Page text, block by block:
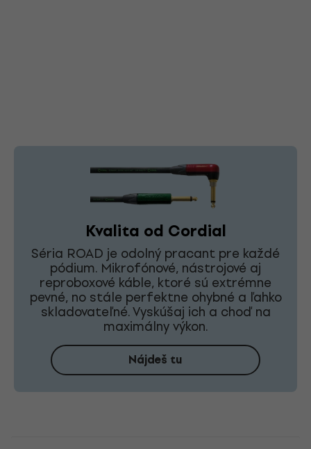
Kvalita od Cordial
Séria ROAD je odolný pracant pre každé
pódium. Mikrofónové, nástrojové aj
reproboxové káble, ktoré sú extrémne
pevné, no stále perfektne ohybné a ľahko
skladovateľné. Vyskúšaj ich a choď na
maximálny výkon.
Nájdeš tu